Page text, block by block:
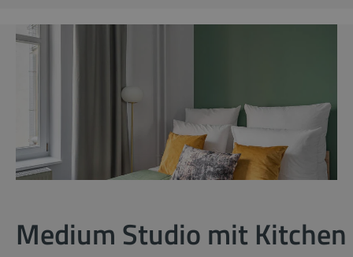
Medium Studio mit Kitchen